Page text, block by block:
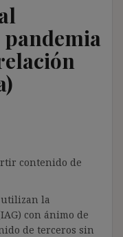
contenido de
la
con ánimo de
de terceros sin